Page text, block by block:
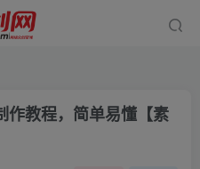
作教程，简单易懂【素